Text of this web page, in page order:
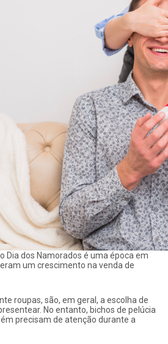
Dia dos Namorados é uma época em
um crescimento na venda de
roupas, são, em geral, a escolha de
No entanto, bichos de pelúcia
precisam de atenção durante a